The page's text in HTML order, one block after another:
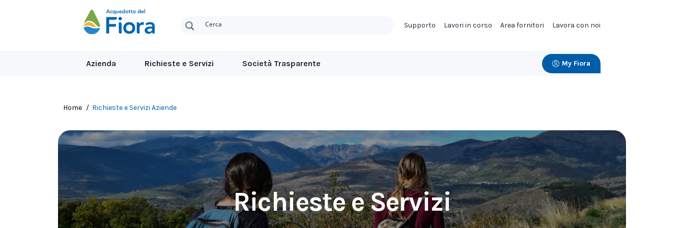
Supporto Lavori in corso Area fornitori Lavora con noi
Azienda Richieste e Servizi Società Trasparente My Fiora
Tu sei qui:
Home Richieste e Servizi Aziende
Richieste e Servizi